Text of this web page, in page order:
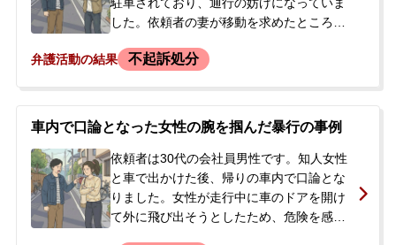
れました。
した。依頼者の妻が移動を求めたところ口
るのを見た依頼者は、カッとなって隣人の
として警察に調書を取られましたが、後
日、隣人が警察に診断書と被害届を提出し
たため傷害事件として立件されました。警
察から事情聴取の呼び出しを受けた依頼者
は、刑事処罰を軽くするため示談をしたい
と考え、当事務所へ相談に来られました。
弁護活動の結果 不起訴処分
車内で口論となった女性の腕を掴んだ暴行の事例
依頼者は30代の会社員男性です。知人女性
と車で出かけた後、帰りの車内で口論とな
りました。女性が走行中に車のドアを開け
て外に飛び出そうとしたため、危険を感じ